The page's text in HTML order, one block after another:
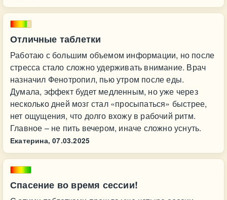
Отличные таблетки
Работаю с большим объемом информации, но после
стресса стало сложно удерживать внимание. Врач
назначил Фенотропил, пью утром после еды.
Думала, эффект будет медленным, но уже через
несколько дней мозг стал «просыпаться» быстрее,
нет ощущения, что долго вхожу в рабочий ритм.
Главное – не пить вечером, иначе сложно уснуть.
Екатерина, 07.03.2025
Спасение во время сессии!